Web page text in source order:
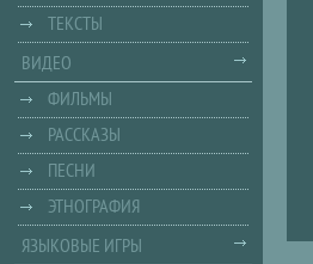
ТЕКСТЫ
ВИДЕО
ФИЛЬМЫ
РАССКАЗЫ
ПЕСНИ
ЭТНОГРАФИЯ
ЯЗЫКОВЫЕ ИГРЫ